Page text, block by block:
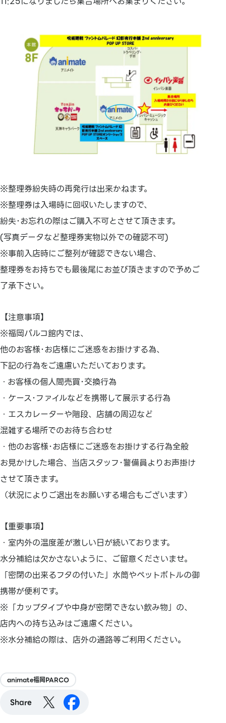
※整理券紛失時の再発行は出来かねます。
※整理券は入場時に回収いたしますので、
紛失･お忘れの際はご購入不可とさせて頂きます。
(写真データなど整理券実物以外での確認不可)
※事前入店時にご整列が確認できない場合、
整理券をお持ちでも最後尾にお並び頂きますので予めご
了承下さい。
【注意事項】
※福岡パルコ館内では、
他のお客様･お店様にご迷惑をお掛けする為、
下記の行為をご遠慮いただいております。
・お客様の個人間売買･交換行為
・ケース･ファイルなどを携帯して展示する行為
・エスカレーターや階段、店舗の周辺など
混雑する場所でのお待ち合わせ
・他のお客様･お店様にご迷惑をお掛けする行為全般
お見かけした場合、当店スタッフ･警備員よりお声掛け
させて頂きます。
（状況によりご退出をお願いする場合もございます）
【重要事項】
・室内外の温度差が激しい日が続いております。
水分補給は欠かさないように、ご留意くださいませ。
「密閉の出来るフタの付いた」水筒やペットボトルの御
携帯が便利です。
※「カップタイプや中身が密閉できない飲み物」の、
店内への持ち込みはご遠慮ください。
※水分補給の際は、店外の通路等ご利用ください。
animate福岡PARCO
Share